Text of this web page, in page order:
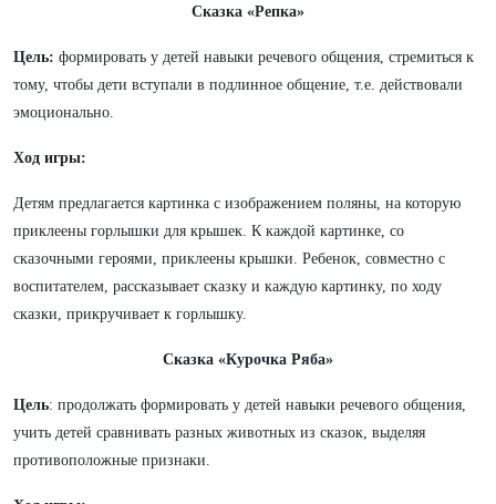
Сказка «Репка»
Цель: формировать у детей навыки речевого общения, стремиться к
тому, чтобы дети вступали в подлинное общение, т.е. действовали
эмоционально.
Ход игры:
Детям предлагается картинка с изображением поляны, на которую
приклеены горлышки для крышек. К каждой картинке, со
сказочными героями, приклеены крышки. Ребенок, совместно с
воспитателем, рассказывает сказку и каждую картинку, по ходу
сказки, прикручивает к горлышку.
Сказка «Курочка Ряба»
Цель: продолжать формировать у детей навыки речевого общения,
учить детей сравнивать разных животных из сказок, выделяя
противоположные признаки.